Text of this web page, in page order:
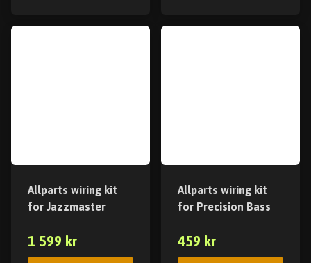
Allparts wiring kit
for Jazzmaster
1 599 kr
Allparts wiring kit
for Precision Bass
459 kr